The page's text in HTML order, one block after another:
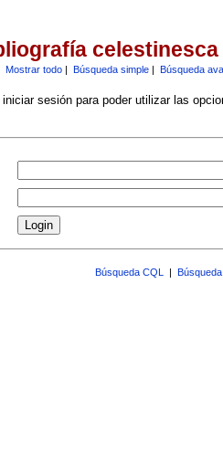
celestinesca
Mostrar todo| Búsqueda simple| Búsqueda
iniciar sesión para poder utilizar las
Búsqueda CQL |